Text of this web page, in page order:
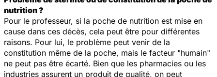
nutrition ?
Pour le professeur, si la poche de nutrition est mise en
cause dans ces décès, cela peut être pour différentes
raisons. Pour lui, le problème peut venir de la
constitution même de la poche, mais le facteur "humain"
ne peut pas être écarté. Bien que les pharmacies ou les
industries assurent un produit de qualité, on peut